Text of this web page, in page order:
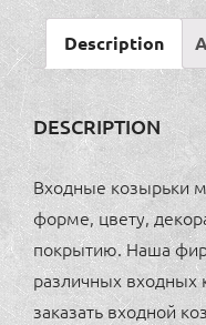
Description
DESCRIPTION
Входные козырьки
форме, цвету,
покрытию. Наша
различных
заказать входной